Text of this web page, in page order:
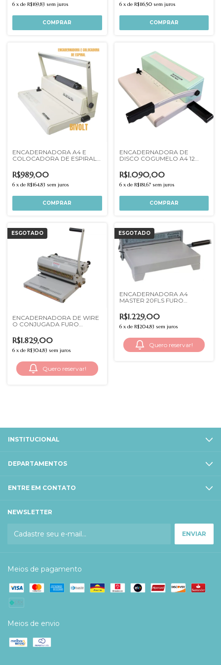
6 x de R$169,83 sem juros 6 x de R$116,50 sem juros
ENCADERNADORA A4 E
COLOCADORA DE ESPIRAL
R$989,00
6 x de R$164,83 sem juros
ENCADERNADORA DE
DISCO COGUMELO A4 12
R$1.090,00
6 x de R$181,67 sem juros
ESGOTADO
ENCADERNADORA DE WIRE
O CONJUGADA FURO
R$1.829,00
6 x de R$304,83 sem juros
Quero reservar!
ESGOTADO
ENCADERNADORA A4
MASTER 20FLS FURO
R$1.229,00
6 x de R$204,83 sem juros
Quero reservar!
INSTITUCIONAL
DEPARTAMENTOS
ENTRE EM CONTATO
NEWSLETTER
Meios de pagamento
Meios de envio